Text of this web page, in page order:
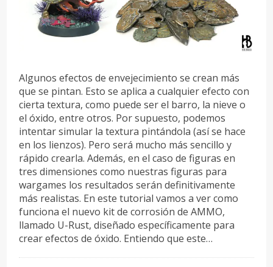
Algunos efectos de envejecimiento se crean más
que se pintan. Esto se aplica a cualquier efecto con
cierta textura, como puede ser el barro, la nieve o
el óxido, entre otros. Por supuesto, podemos
intentar simular la textura pintándola (así se hace
en los lienzos). Pero será mucho más sencillo y
rápido crearla. Además, en el caso de figuras en
tres dimensiones como nuestras figuras para
wargames los resultados serán definitivamente
más realistas. En este tutorial vamos a ver como
funciona el nuevo kit de corrosión de AMMO,
llamado U-Rust, diseñado específicamente para
crear efectos de óxido. Entiendo que este…